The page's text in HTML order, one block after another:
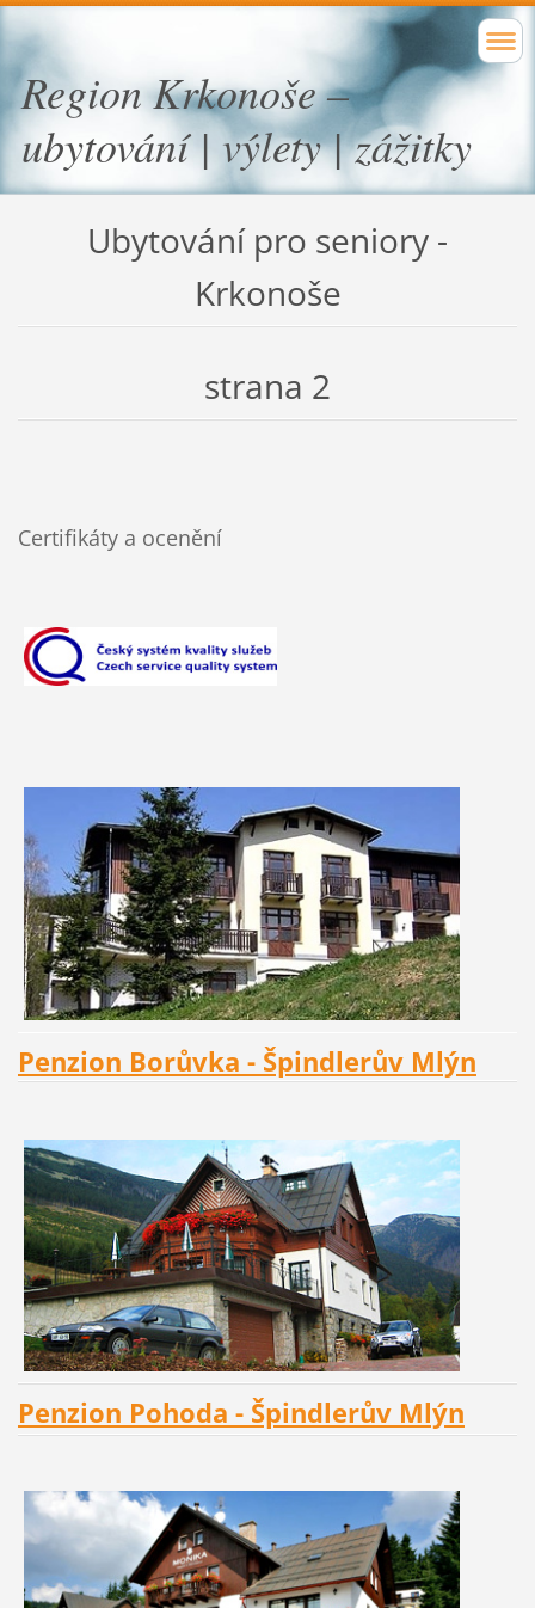
Region Krkonoše –
ubytování | výlety | zážitky
Ubytování pro seniory -
Krkonoše
strana 2
Certifikáty a ocenění
Penzion Borůvka - Špindlerův Mlýn
Penzion Pohoda - Špindlerův Mlýn